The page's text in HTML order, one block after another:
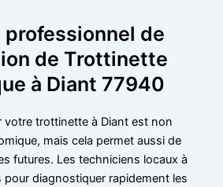
professionnel de
de Trottinette
à Diant 77940
votre trottinette à Diant est non
mais cela permet aussi de
futures. Les techniciens locaux à
diagnostiquer rapidement les